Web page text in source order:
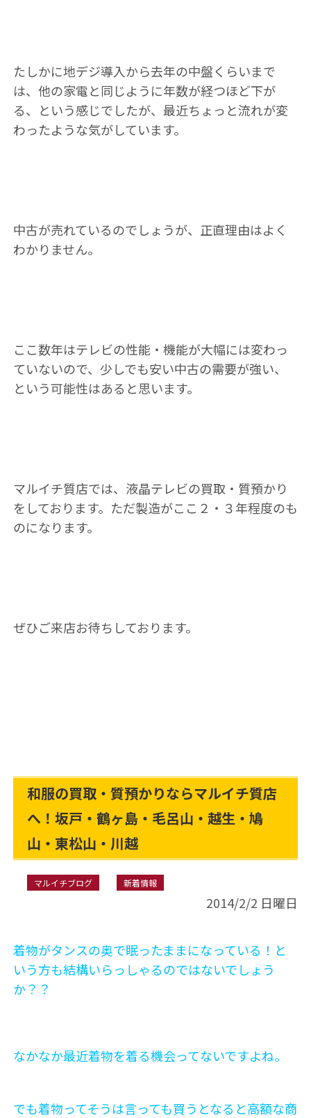
たしかに地デジ導入から去年の中盤くらいまで
は、他の家電と同じように年数が経つほど下が
る、という感じでしたが、最近ちょっと流れが変
わったような気がしています。
中古が売れているのでしょうが、正直理由はよく
わかりません。
ここ数年はテレビの性能・機能が大幅には変わっ
ていないので、少しでも安い中古の需要が強い、
という可能性はあると思います。
マルイチ質店では、液晶テレビの買取・質預かり
をしております。ただ製造がここ２・３年程度のも
のになります。
ぜひご来店お待ちしております。
和服の買取・質預かりならマルイチ質店
へ！坂戸・鶴ヶ島・毛呂山・越生・鳩
山・東松山・川越
マルイチブログ 新着情報
2014/2/2 日曜日
着物がタンスの奥で眠ったままになっている！と
いう方も結構いらっしゃるのではないでしょう
か？？
なかなか最近着物を着る機会ってないですよね。
でも着物ってそうは言っても買うとなると高額な商